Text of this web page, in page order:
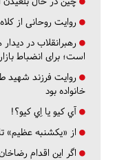
روایت روحانی از
رهبرانقلاب در
است؛ برای انضباط
روایت فرزند شهید
خانواده بود
آي كيو يا اِي كيو؟!
از «یکشنبه عظیم»
اگر این اقدام